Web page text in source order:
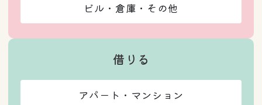
ビル・倉庫・その他
借りる
アパート・マンション